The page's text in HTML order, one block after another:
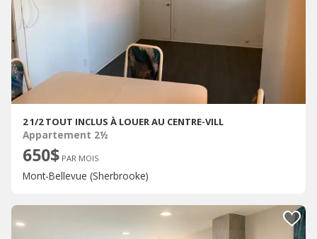
2 1/2 TOUT INCLUS À LOUER AU CENTRE-VILL
Appartement 2½
650$ PAR MOIS
Mont-Bellevue (Sherbrooke)